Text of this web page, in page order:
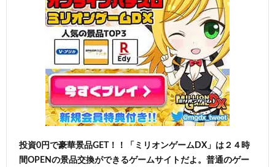
投資0円で豪華景品GET！！「ミリオンゲームDX」は２４時
間OPENの景品交換ができるゲームサイトだよ。普通のゲー